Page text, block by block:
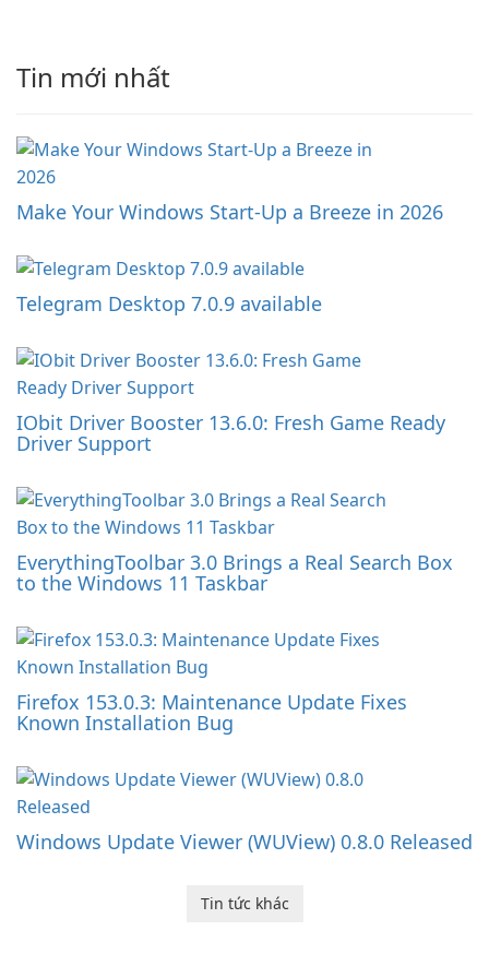
Tin mới nhất
Make Your Windows Start-Up a Breeze in 2026
Telegram Desktop 7.0.9 available
IObit Driver Booster 13.6.0: Fresh Game Ready
Driver Support
EverythingToolbar 3.0 Brings a Real Search Box
to the Windows 11 Taskbar
Firefox 153.0.3: Maintenance Update Fixes
Known Installation Bug
Windows Update Viewer (WUView) 0.8.0 Released
Tin tức khác